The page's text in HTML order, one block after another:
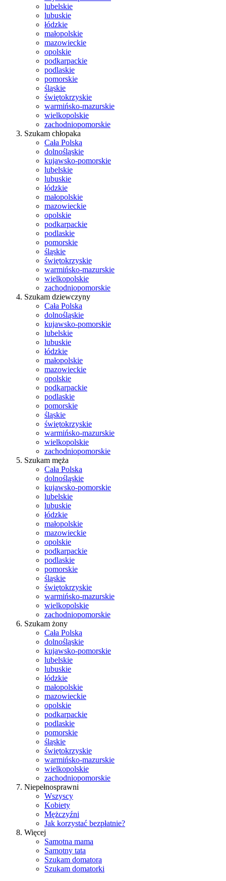
lubelskie
lubuskie
łódzkie
małopolskie
mazowieckie
opolskie
podkarpackie
podlaskie
pomorskie
śląskie
świętokrzyskie
warmińsko-mazurskie
wielkopolskie
zachodniopomorskie
Szukam chłopaka
Cała Polska
dolnośląskie
kujawsko-pomorskie
lubelskie
lubuskie
łódzkie
małopolskie
mazowieckie
opolskie
podkarpackie
podlaskie
pomorskie
śląskie
świętokrzyskie
warmińsko-mazurskie
wielkopolskie
zachodniopomorskie
Szukam dziewczyny
Cała Polska
dolnośląskie
kujawsko-pomorskie
lubelskie
lubuskie
łódzkie
małopolskie
mazowieckie
opolskie
podkarpackie
podlaskie
pomorskie
śląskie
świętokrzyskie
warmińsko-mazurskie
wielkopolskie
zachodniopomorskie
Szukam męża
Cała Polska
dolnośląskie
kujawsko-pomorskie
lubelskie
lubuskie
łódzkie
małopolskie
mazowieckie
opolskie
podkarpackie
podlaskie
pomorskie
śląskie
świętokrzyskie
warmińsko-mazurskie
wielkopolskie
zachodniopomorskie
Szukam żony
Cała Polska
dolnośląskie
kujawsko-pomorskie
lubelskie
lubuskie
łódzkie
małopolskie
mazowieckie
opolskie
podkarpackie
podlaskie
pomorskie
śląskie
świętokrzyskie
warmińsko-mazurskie
wielkopolskie
zachodniopomorskie
Niepełnosprawni
Wszyscy
Kobiety
Mężczyźni
Jak korzystać bezpłatnie?
Więcej
Samotna mama
Samotny tata
Szukam domatora
Szukam domatorki